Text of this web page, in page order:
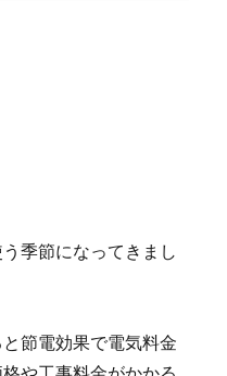
季節になってきまし
節電効果で電気料金